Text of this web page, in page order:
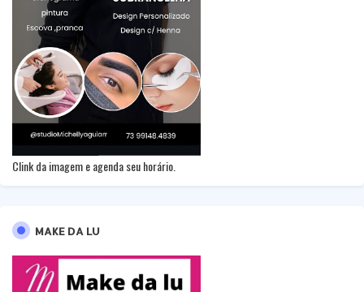
Clink da imagem e agenda seu horário.
MAKE DA LU